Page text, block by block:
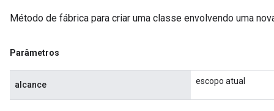
Método de fábrica para criar uma classe envolvendo uma
Parâmetros
alcance escopo atual